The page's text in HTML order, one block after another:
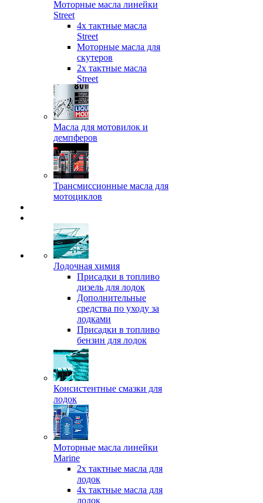
Моторные масла линейки
Street
4х тактные масла
Street
Моторные масла для
скутеров
2х тактные масла
Street
Масла для мотовилок и
демпферов
Трансмиссионные масла для
мотоциклов
Лодочная химия
Присадки в топливо
дизель для лодок
Дополнительные
средства по уходу за
лодками
Присадки в топливо
бензин для лодок
Консистентные смазки для
лодок
Моторные масла линейки
Marine
2х тактные масла для
лодок
4х тактные масла для
лодок